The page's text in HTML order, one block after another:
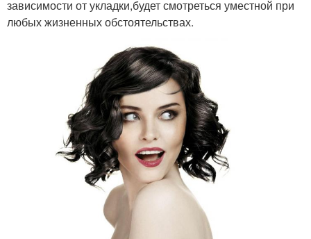
зависимости от укладки,будет смотреться уместной при
любых жизненных обстоятельствах.